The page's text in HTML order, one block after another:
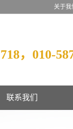
关于我
，010-
联系我们